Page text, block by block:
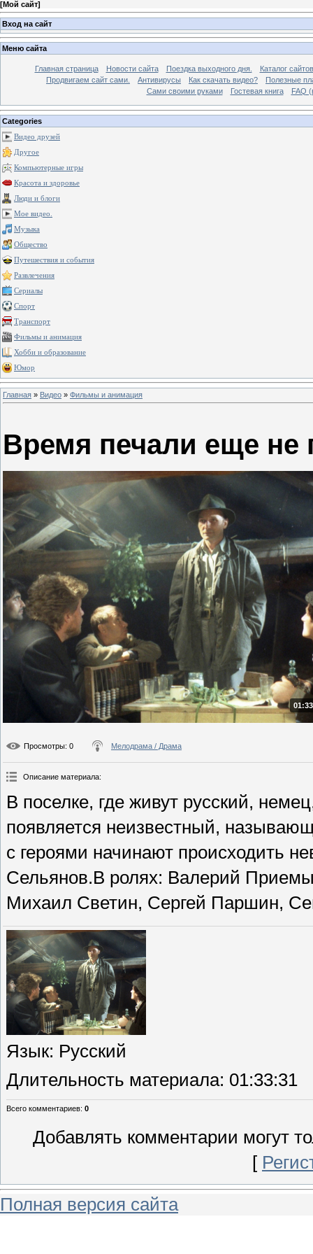
[Мой сайт]
Вход на сайт
Меню сайта
Главная страница Новости сайта Поездка выходного дня.
Каталог сайтов
Продвигаем сайт сами.
Антивирусы Как скачать видео?
Полезные
Сами своими руками
Гостевая книга FAQ
Categories
Видео друзей
Другое
Компьютерные игры
Красота и здоровье
Люди и блоги
Мое видео.
Музыка
Общество
Путешествия и события
Развлечения
Сериалы
Спорт
Транспорт
Фильмы и анимация
Хобби и образование
Юмор
Главная » Видео » Фильмы и анимация
Время печали еще не
Просмотры: 0 Мелодрама / Драма
Описание материала:
В поселке, где живут русский,
появляется неизвестный,
с героями начинают происходить
Сельянов.В ролях: Валерий
Михаил Светин, Сергей Паршин,
Язык: Русский
Длительность материала: 01:33:31
Всего комментариев: 0
Добавлять комментарии могут
[
Полная версия сайта